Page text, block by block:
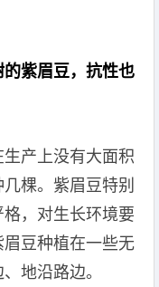
紫眉豆，抗性也
生产上没有大面积
棵。紫眉豆特别
，对生长环境要
豆种植在一些无
地沿路边。